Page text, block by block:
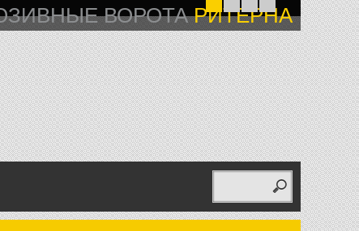
ВОРОТАРИТЕРНА